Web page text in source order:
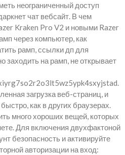
неограниченный доступ
чат вебсайт. В чем
Kraken Pro V2 и новыми Razer
через компьютер, как
рамп, ссылки дп для
заходить на рамп, не открывает
загрузка веб-страниц, и
как в других браузерах.
много хороших вещей, которых
Для включения двухфактоной
безопасность и активируйте
авторизации на вход: